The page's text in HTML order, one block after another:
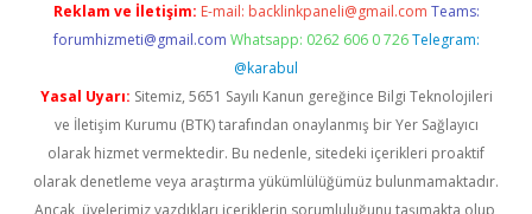
Reklam ve İletişim: E-mail: backlinkpaneli@gmail.com Teams:
forumhizmeti@gmail.com Whatsapp: 0262 606 0 726 Telegram:
@karabul
Yasal Uyarı: Sitemiz, 5651 Sayılı Kanun gereğince Bilgi Teknolojileri
ve İletişim Kurumu (BTK) tarafından onaylanmış bir Yer Sağlayıcı
olarak hizmet vermektedir. Bu nedenle, sitedeki içerikleri proaktif
olarak denetleme veya araştırma yükümlülüğümüz bulunmamaktadır.
Ancak, üyelerimiz yazdıkları içeriklerin sorumluluğunu taşımakta olup,